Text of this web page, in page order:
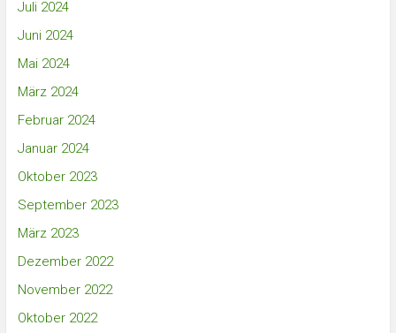
Juli 2024
Juni 2024
Mai 2024
März 2024
Februar 2024
Januar 2024
Oktober 2023
September 2023
März 2023
Dezember 2022
November 2022
Oktober 2022